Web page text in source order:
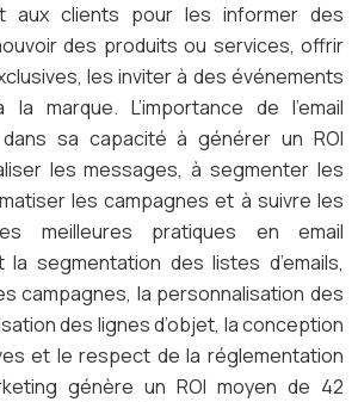
aux clients pour les informer des
des produits ou services, offrir
les inviter à des événements
marque. L’importance de l’email
sa capacité à générer un ROI
les messages, à segmenter les
les campagnes et à suivre les
meilleures pratiques en email
la segmentation des listes d’emails,
campagnes, la personnalisation des
des lignes d’objet, la conception
et le respect de la réglementation
génère un ROI moyen de 42